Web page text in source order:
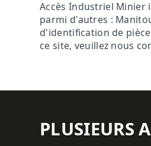
Accès Industriel Minier
parmi d'autres :
d'identification de
ce site, veuillez nous
PLUSIEURS